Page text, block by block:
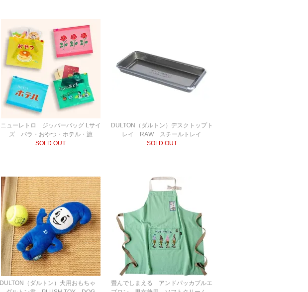
ニューレトロ ジッパーバッグ Lサイ
ズ バラ・おやつ・ホテル・旅
SOLD OUT
DULTON（ダルトン）デスクトップト
レイ RAW スチールトレイ
SOLD OUT
DULTON（ダルトン）犬用おもちゃ
畳んでしまえる アンドパッカブルエ